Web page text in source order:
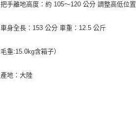
把手離地高度：約 105～120 公分 調整高低位置
車身全長：153 公分 車重：12.5 公斤
毛重:15.0kg含箱子）
產地：大陸